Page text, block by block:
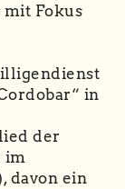
Fokus
in
der
im
davon ein